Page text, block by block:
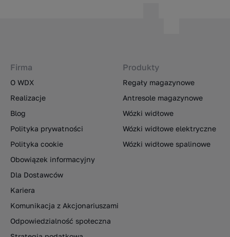
Firma
O WDX
Realizacje
Blog
Polityka prywatności
Polityka cookie
Obowiązek informacyjny
Dla Dostawców
Kariera
Komunikacja z Akcjonariuszami
Odpowiedzialność społeczna
Produkty
Regały magazynowe
Antresole magazynowe
Wózki widłowe
Wózki widłowe elektryczne
Wózki widłowe spalinowe